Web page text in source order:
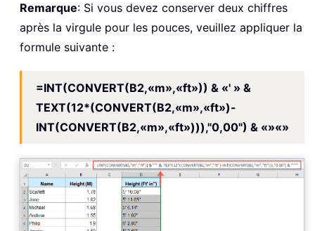
Remarque: Si vous devez conserver deux chiffres
après la virgule pour les pouces, veuillez appliquer la
formule suivante :
=INT(CONVERT(B2,«m»,«ft»)) & «' » &
TEXT(12*(CONVERT(B2,«m»,«ft»)-
INT(CONVERT(B2,«m»,«ft»))),"0,00") & «»«»